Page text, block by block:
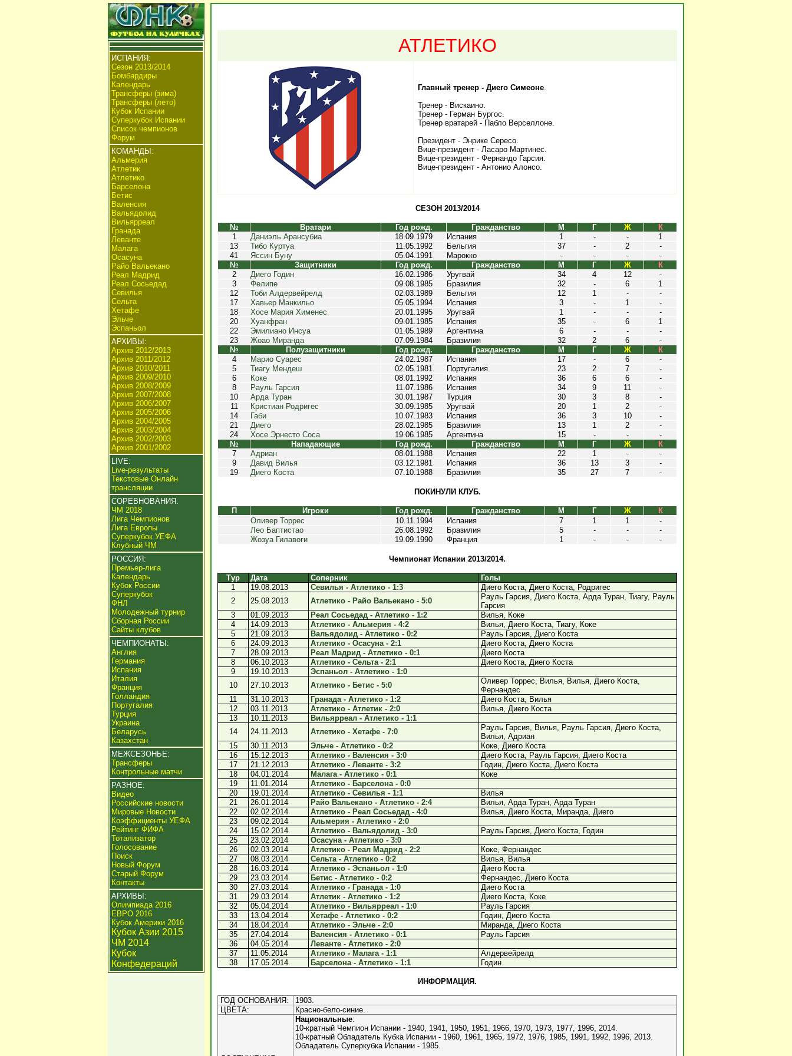
ИСПАНИЯ:
Сезон 2013/2014
Бомбардиры
Календарь
Трансферы (зима)
Трансферы (лето)
Кубок Испании
Суперкубок Испании
Список чемпионов
Форум
КОМАНДЫ:
Альмерия
Атлетик
Атлетико
Барселона
Бетис
Валенсия
Вальядолид
Вильярреал
Гранада
Леванте
Малага
Осасуна
Райо Вальекано
Реал Мадрид
Реал Сосьедад
Севилья
Сельта
Хетафе
Эльче
Эспаньол
АРХИВЫ:
Архив 2012/2013
Архив 2011/2012
Архив 2010/2011
Архив 2009/2010
Архив 2008/2009
Архив 2007/2008
Архив 2006/2007
Архив 2005/2006
Архив 2004/2005
Архив 2003/2004
Архив 2002/2003
Архив 2001/2002
LIVE:
Live-результаты
Текстовые Онлайн
трансляции
СОРЕВНОВАНИЯ:
ЧМ 2018
Лига Чемпионов
Лига Европы
Суперкубок УЕФА
Клубный ЧМ
РОССИЯ:
Премьер-лига
Календарь
Кубок России
Суперкубок
ФНЛ
Молодежный турнир
Сборная России
Сайты клубов
ЧЕМПИОНАТЫ:
Англия
Германия
Испания
Италия
Франция
Голландия
Португалия
Турция
Украина
Беларусь
Казахстан
МЕЖСЕЗОНЬЕ:
Трансферы
Контрольные матчи
РАЗНОЕ:
Видео
Российские новости
Мировые Новости
Коэффициенты УЕФА
Рейтинг ФИФА
Тотализатор
Голосование
Поиск
Новый Форум
Старый Форум
Контакты
АРХИВЫ:
Олимпиада 2016
ЕВРО 2016
Кубок Америки 2016
Кубок Азии 2015
ЧМ 2014
Кубок
Конфедераций
АТЛЕТИКО
Главный тренер - Диего Симеоне.
Тренер - Вискаино.
Тренер - Герман Бургос.
Тренер вратарей - Пабло Верселлоне.
Президент - Энрике Сересо.
Вице-президент - Ласаро Мартинес.
Вице-президент - Фернандо Гарсия.
Вице-президент - Антонио Алонсо.
СЕЗОН 2013/2014
№ Вратари Год рожд. Гражданство М Г Ж
К
1
Даниэль Арансубиа 18.09.1979 Испания 1 - -
1
13
Тибо Куртуа 11.05.1992 Бельгия 37 - 2
-
41
Яссин Буну 05.04.1991 Марокко - - -
-
№
Защитники Год рожд. Гражданство М Г Ж
К
2
Диего Годин 16.02.1986 Уругвай 34 4 12
-
3
Фелипе 09.08.1985 Бразилия 32 - 6
1
12
Тоби Алдервейрелд 02.03.1989 Бельгия 12 1 -
-
17
Хавьер Манкильо 05.05.1994 Испания 3 - 1
-
18
Хосе Мария Хименес 20.01.1995 Уругвай 1 - -
-
20
Хуанфран 09.01.1985 Испания 35 - 6
1
22
Эмилиано Инсуа 01.05.1989 Аргентина 6 - -
-
23
Жоао Миранда 07.09.1984 Бразилия 32 2 6
-
№
Полузащитники Год рожд. Гражданство М Г Ж
К
4
Марио Суарес 24.02.1987 Испания 17 - 6
-
5
Тиагу Мендеш 02.05.1981 Португалия 23 2 7
-
6
Коке 08.01.1992 Испания 36 6 6
-
8
Рауль Гарсия 11.07.1986 Испания 34 9 11
-
10
Арда Туран 30.01.1987 Турция 30 3 8
-
11
Кристиан Родригес 30.09.1985 Уругвай 20 1 2
-
14
Габи 10.07.1983 Испания 36 3 10
-
21
Диего 28.02.1985 Бразилия 13 1 2
-
24
Хосе Эрнесто Соса 19.06.1985 Аргентина 15 - -
-
№
Нападающие Год рожд. Гражданство М Г Ж
К
7
Адриан 08.01.1988 Испания 22 1 -
-
9
Давид Вилья 03.12.1981 Испания 36 13 3
-
19
Диего Коста 07.10.1988 Бразилия 35 27 7 -
ПОКИНУЛИ КЛУБ.
П Игроки Год рожд. Гражданство М Г Ж
К
Оливер Торрес
10.11.1994 Испания 7 1 1
-
Лео Баптистао
26.08.1992 Бразилия 5 - -
-
Жозуа Гилавоги
19.09.1990 Франция 1 - - -
Чемпионат Испании 2013/2014.
Тур Дата Соперник
Голы
1
19.08.2013 Севилья - Атлетико - 1:3
Диего Коста, Диего Коста, Родригес
2
25.08.2013 Атлетико - Райо Вальекано - 5:0
Рауль Гарсия, Диего Коста, Арда Туран, Тиагу, Рауль
Гарсия
3
01.09.2013 Реал Сосьедад - Атлетико - 1:2
Вилья, Коке
4
14.09.2013 Атлетико - Альмерия - 4:2
Вилья, Диего Коста, Тиагу, Коке
5
21.09.2013 Вальядолид - Атлетико - 0:2
Рауль Гарсия, Диего Коста
6
24.09.2013 Атлетико - Осасуна - 2:1
Диего Коста, Диего Коста
7
28.09.2013 Реал Мадрид - Атлетико - 0:1
Диего Коста
8
06.10.2013 Атлетико - Сельта - 2:1
Диего Коста, Диего Коста
9
19.10.2013
Эспаньол - Атлетико - 1:0
10
27.10.2013 Атлетико - Бетис - 5:0
Оливер Торрес, Вилья, Вилья, Диего Коста,
Фернандес
11
31.10.2013 Гранада - Атлетико - 1:2
Диего Коста, Вилья
12
03.11.2013 Атлетико - Атлетик - 2:0
Вилья, Диего Коста
13
10.11.2013
Вильярреал - Атлетико - 1:1
14
24.11.2013 Атлетико - Хетафе - 7:0
Рауль Гарсия, Вилья, Рауль Гарсия, Диего Коста,
Вилья, Адриан
15
30.11.2013 Эльче - Атлетико - 0:2
Коке, Диего Коста
16
15.12.2013 Атлетико - Валенсия - 3:0
Диего Коста, Рауль Гарсия, Диего Коста
17
21.12.2013 Атлетико - Леванте - 3:2
Годин, Диего Коста, Диего Коста
18
04.01.2014 Малага - Атлетико - 0:1
Коке
19
11.01.2014
Атлетико - Барселона - 0:0
20
19.01.2014 Атлетико - Севилья - 1:1
Вилья
21
26.01.2014 Райо Вальекано - Атлетико - 2:4
Вилья, Арда Туран, Арда Туран
22
02.02.2014 Атлетико - Реал Сосьедад - 4:0
Вилья, Диего Коста, Миранда, Диего
23
09.02.2014
Альмерия - Атлетико - 2:0
24
15.02.2014 Атлетико - Вальядолид - 3:0
Рауль Гарсия, Диего Коста, Годин
25
23.02.2014
Осасуна - Атлетико - 3:0
26
02.03.2014 Атлетико - Реал Мадрид - 2:2
Коке, Фернандес
27
08.03.2014 Сельта - Атлетико - 0:2
Вилья, Вилья
28
16.03.2014 Атлетико - Эспаньол - 1:0
Диего Коста
29
23.03.2014 Бетис - Атлетико - 0:2
Фернандес, Диего Коста
30
27.03.2014 Атлетико - Гранада - 1:0
Диего Коста
31
29.03.2014 Атлетик - Атлетико - 1:2
Диего Коста, Коке
32
05.04.2014 Атлетико - Вильярреал - 1:0
Рауль Гарсия
33
13.04.2014 Хетафе - Атлетико - 0:2
Годин, Диего Коста
34
18.04.2014 Атлетико - Эльче - 2:0
Миранда, Диего Коста
35
27.04.2014 Валенсия - Атлетико - 0:1
Рауль Гарсия
36
04.05.2014
Леванте - Атлетико - 2:0
37
11.05.2014 Атлетико - Малага - 1:1
Алдервейрелд
38
17.05.2014 Барселона - Атлетико - 1:1 Годин
ИНФОРМАЦИЯ.
ГОД ОСНОВАНИЯ:
1903.
ЦВЕТА:
Красно-бело-синие.
Национальные:
10-кратный Чемпион Испании - 1940, 1941, 1950, 1951, 1966, 1970, 1973, 1977, 1996, 2014.
10-кратный Обладатель Кубка Испании - 1960, 1961, 1965, 1972, 1976, 1985, 1991, 1992, 1996, 2013.
Обладатель Суперкубка Испании - 1985.